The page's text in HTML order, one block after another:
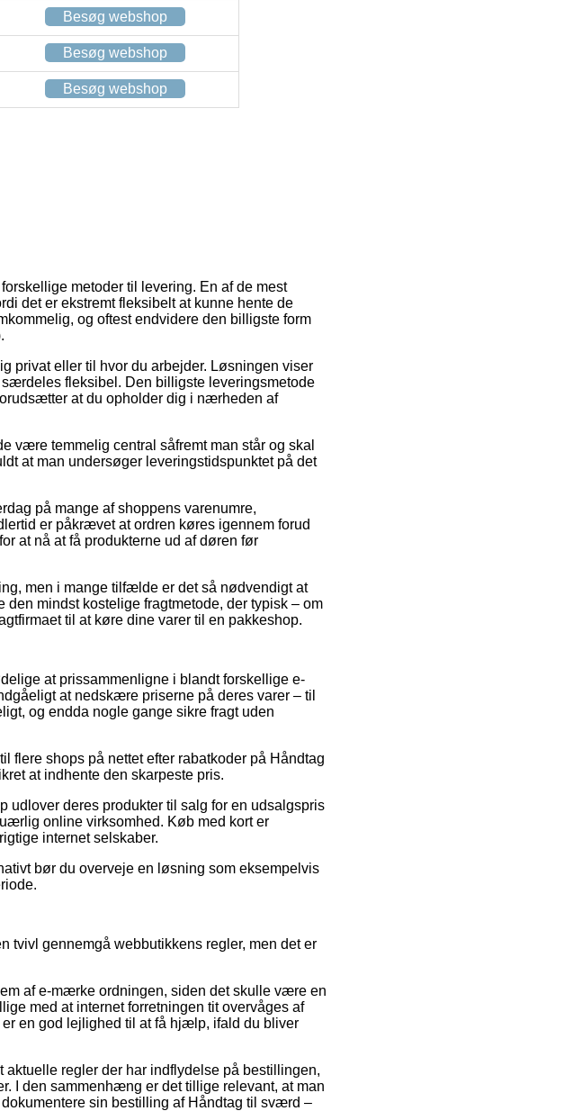
Besøg webshop
Besøg webshop
Besøg webshop
metoder til levering. En af de mest
det er ekstremt fleksibelt at kunne hente de
og oftest endvidere den billigste form
privat eller til hvor du arbejder. Løsningen viser
fleksibel. Den billigste leveringsmetode
at du opholder dig i nærheden af
være temmelig central såfremt man står og skal
at man undersøger leveringstidspunktet på det
på mange af shoppens varenumre,
er påkrævet at ordren køres igennem forud
at nå at få produkterne ud af døren før
men i mange tilfælde er det så nødvendigt at
mindst kostelige fragtmetode, der typisk – om
til at køre dine varer til en pakkeshop.
at prissammenligne i blandt forskellige e-
at nedskære priserne på deres varer – til
og endda nogle gange sikre fragt uden
flere shops på nettet efter rabatkoder på Håndtag
at indhente den skarpeste pris.
udlover deres produkter til salg for en udsalgspris
online virksomhed. Køb med kort er
internet selskaber.
bør du overveje en løsning som eksempelvis
tvivl gennemgå webbutikkens regler, men det er
af e-mærke ordningen, siden det skulle være en
med at internet forretningen tit overvåges af
en god lejlighed til at få hjælp, ifald du bliver
regler der har indflydelse på bestillingen,
I den sammenhæng er det tillige relevant, at man
sin bestilling af Håndtag til sværd –